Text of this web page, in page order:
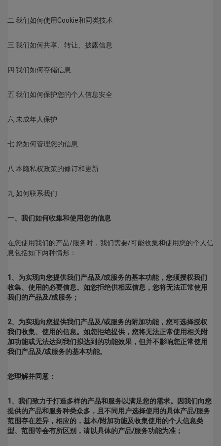
二.我们如何使用Cookie和同类技术
三.我们如何共享、转让、披露信息
四.我们如何存储信息
五.我们如何保护您的个人信息安全
六.未成年人保护
七.您如何管理您的信息
八.本隐私权政策的修订和更新
九.如何联系我们
一、我们如何收集和使用您的信息
在您使用我们的产品/服务时，我们需要/可能收集和使用您的个人信
息包括如下两种情形：
1、为实现向您提供我们产品及/或服务的基本功能，您须授权我们
收集、使用的必要信息。如您拒绝供相应信息，您将无法正常使用
我们的产品及/或服务；
2、为实现向您提供我们产品及/或服务的附加功能，您可选择授权
我们收集、使用的信息。如您拒绝提供，您将无法正常使用相关附
加功能或无法达到我们拟达到的功能效果，但并不影响您正常使用
我们产品及/或服务的基本功能。
您理解并同意：
1、我们致力于打造多样的产品和服务以满足您的需求。因我们向您
提供的产品和服务种类众多，且不同用户选择使用的具体产品/服务
范围存在差异，相应的，基本/附加功能及收集使用的个人信息类
型、范围等会有所区别，请以具体的产品/服务功能为准；